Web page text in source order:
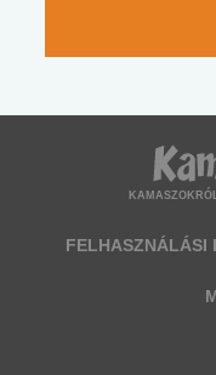
FELHASZNÁLÁSI